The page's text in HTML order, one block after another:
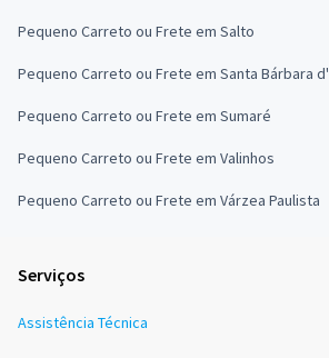
Pequeno Carreto ou Frete em Salto
Pequeno Carreto ou Frete em Santa Bárbara
Pequeno Carreto ou Frete em Sumaré
Pequeno Carreto ou Frete em Valinhos
Pequeno Carreto ou Frete em Várzea Paulista
Serviços
Assistência Técnica